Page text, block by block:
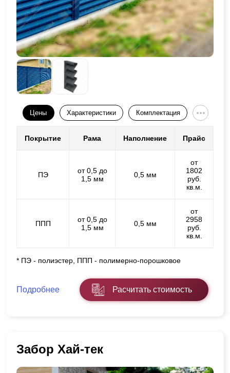
Цены Характеристики Комплектация
Покрытие Рама Наполнение Прайс
ПЭ
от 0,5 до
1,5 мм
0,5 мм
от
1802
руб.
кв.м.
ППП
от 0,5 до
1,5 мм
0,5 мм
от
2958
руб.
кв.м.
* ПЭ - полиэстер, ППП - полимерно-порошковое
Подробнее Расчитать стоимость
Забор Хай-тек